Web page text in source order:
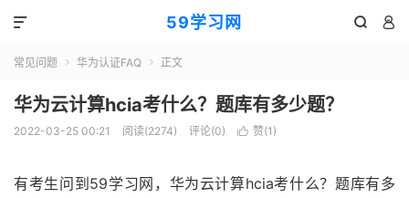
59学习网  

常见问题  华为认证FAQ  正文
华为云计算hcia考什么？题库有多少题？
2022-03-25 00:21 阅读(2274) 评论(0)  赞(1 )
有考生问到59学习网，华为云计算hcia考什么？题库有多